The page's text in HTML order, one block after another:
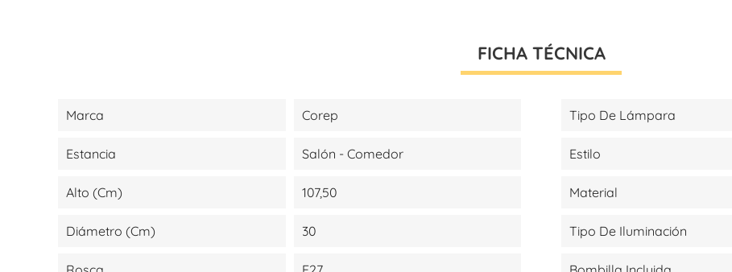
FICHA TÉCNICA
Marca Corep Tipo De Lámpara
Estancia Salón - Comedor Estilo
Alto (cm) 107,50 Material
Diámetro (cm) 30 Tipo De Iluminación